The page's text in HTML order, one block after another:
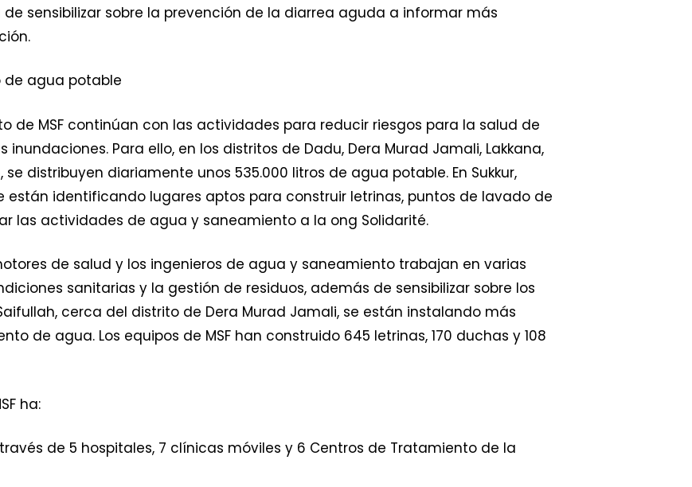
sensibilizar sobre la prevención de la diarrea aguda a informar más
de agua potable
de MSF continúan con las actividades para reducir riesgos para la salud de
Para ello, en los distritos de Dadu, Dera Murad Jamali, Lakkana,
distribuyen diariamente unos 535.000 litros de agua potable. En Sukkur,
están identificando lugares aptos para construir letrinas, puntos de lavado de
las actividades de agua y saneamiento a la ong Solidarité.
de salud y los ingenieros de agua y saneamiento trabajan en varias
sanitarias y la gestión de residuos, además de sensibilizar sobre los
cerca del distrito de Dera Murad Jamali, se están instalando más
de agua. Los equipos de MSF han construido 645 letrinas, 170 duchas y 108
ha:
de 5 hospitales, 7 clínicas móviles y 6 Centros de Tratamiento de la